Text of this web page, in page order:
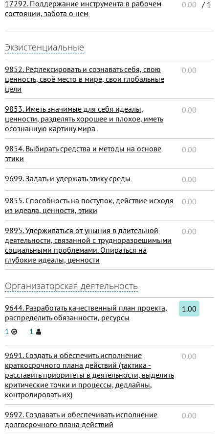
17292. Поддержание инструмента в рабочем
состоянии, забота о нем
0.00 / 1
Экзистенциальные
9852. Рефлексировать и сознавать себя, свою
ценность, своё место в мире, свои глобальные
цели
0.00
9853. Иметь значимые для себя идеалы,
ценности, разделять хорошее и плохое, иметь
осознанную картину мира
0.00
9854. Выбирать средства и методы на основе
этики
0.00
9699. Задать и удержать этику среды 0.00
9855. Способность на поступок, действие исходя
из идеала, ценности, этики
0.00
9895. Удерживаться от уныния в длительной
деятельности, связанной с трудноразрешимыми
социальными проблемами. Опираться на
глубокие идеалы, ценности
0.00
Организаторская деятельность
9644. Разработать качественный план проекта,
распределить обязанности, ресурсы
1
1
1.00
9691. Создать и обеспечить исполнение
краткосрочного плана действий (тактика -
расставить приоритеты в деятельности, выделить
критические точки и процессы, дедлайны,
контролировать их)
0.00
9692. Создавать и обеспечивать исполнение
долгосрочного плана действий
0.00